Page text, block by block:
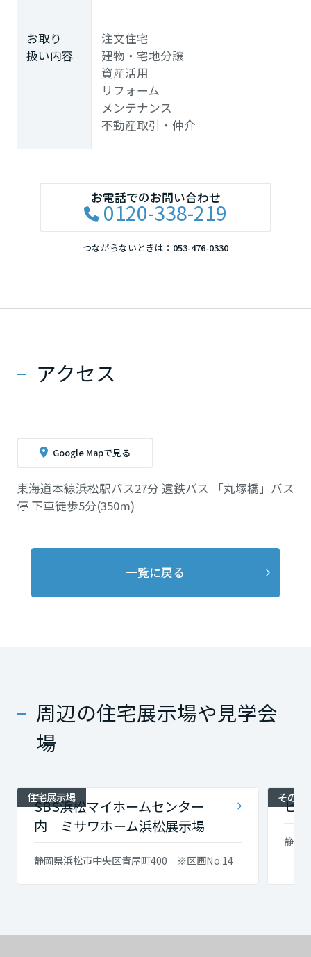
お取り
扱い内容
注文住宅
建物・宅地分譲
資産活用
リフォーム
メンテナンス
不動産取引・仲介
お電話でのお問い合わせ
0120-338-219
つながらないときは： 053-476-0330
アクセス
Google Mapで見る
東海道本線浜松駅バス27分 遠鉄バス 「丸塚橋」バス
停 下車徒歩5分(350m)
一覧に戻る
周辺の住宅展示場や見学会
場
住宅展示場
SBS浜松マイホームセンター
内 ミサワホーム浜松展示場
静岡県浜松市中央区青屋町400 ※区画No.14
その他
ヒ
静岡